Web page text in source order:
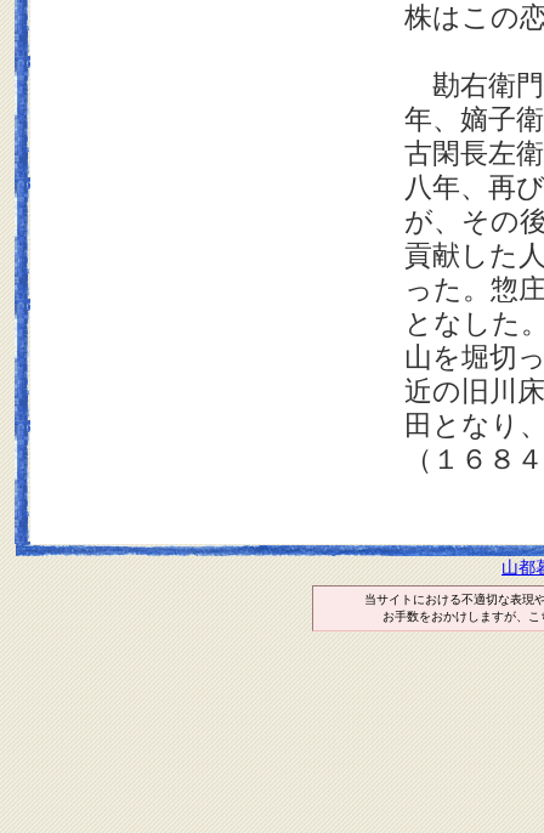
株はこの
勘右衛門
年、嫡子
古閑長左
八年、再
が、その
貢献した
った。惣
となした
山を堀切
近の旧川
田となり
（１６８
山都
当サイトにおける不適切な表現
お手数をおかけしますが、こ